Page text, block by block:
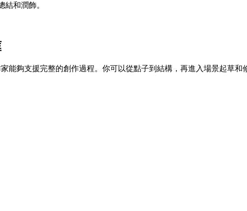
和潤飾。
能夠支援完整的創作過程。你可以從點子到結構，再進入場景起草和